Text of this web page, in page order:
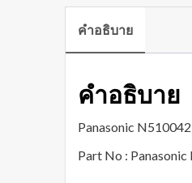
คำอธิบาย
คำอธิบาย
Panasonic
Part No :